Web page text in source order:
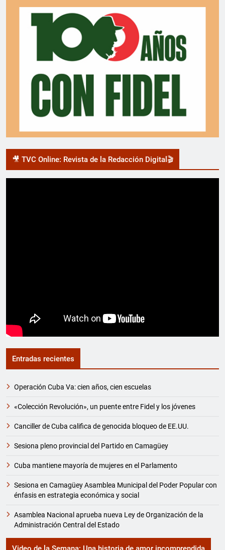
🎥 TVC Online: Revista de la Redacción Digital🎬
Entradas recientes
Operación Cuba Va: cien años, cien escuelas
«Colección Revolución», un puente entre Fidel y los jóvenes
Canciller de Cuba califica de genocida bloqueo de EE.UU.
Sesiona pleno provincial del Partido en Camagüey
Cuba mantiene mayoría de mujeres en el Parlamento
Sesiona en Camagüey Asamblea Municipal del Poder Popular con
énfasis en estrategia económica y social
Asamblea Nacional aprueba nueva Ley de Organización de la
Administración Central del Estado